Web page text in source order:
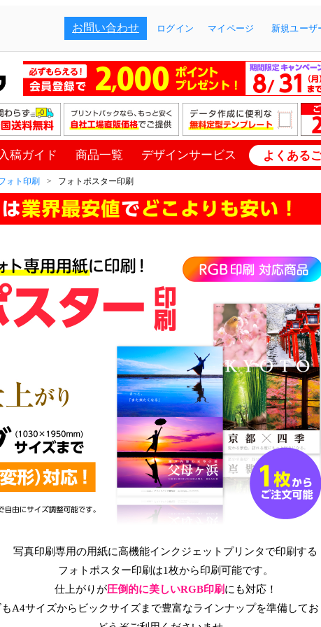
お問い合わせ ログイン マイページ 新規ユーザ
入稿ガイド 商品一覧 デザインサービス よくある
ォト印刷 フォトポスター印刷
写真印刷専用の用紙に高機能インクジェットプリンタで印刷する
フォトポスター印刷は1枚から印刷可能です。
仕上がりが圧倒的に美しいRGB印刷 にも対応！
A4サイズからビックサイズまで豊富なラインナップを準備して